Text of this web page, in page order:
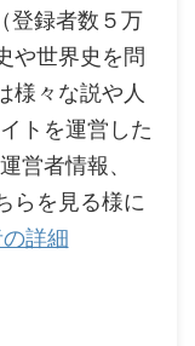
登録者数５万
や世界史を問
様々な説や人
トを運営した
営者情報、
らを見る様に
詳細